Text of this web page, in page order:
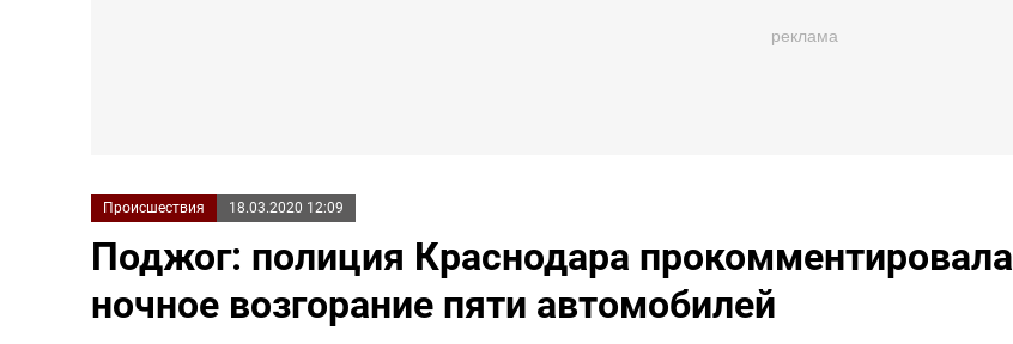
Происшествия 18.03.2020 12:09
Поджог: полиция Краснодара прокомментировала
ночное возгорание пяти автомобилей